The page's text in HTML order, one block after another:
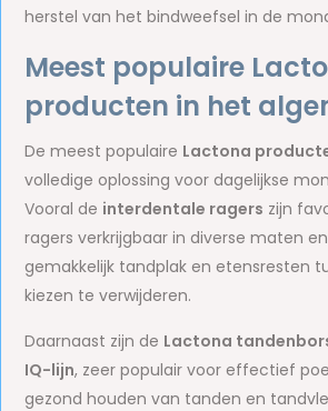
herstel van het bindweefsel in de
Meest populaire
producten in het
De meest populaire Lactona
volledige oplossing voor dagelijkse
Vooral de interdentale ragers zijn
ragers verkrijgbaar in diverse maten
gemakkelijk tandplak en etensresten
kiezen te verwijderen.
Daarnaast zijn de Lactona
IQ-lijn, zeer populair voor effectief
gezond houden van tanden en